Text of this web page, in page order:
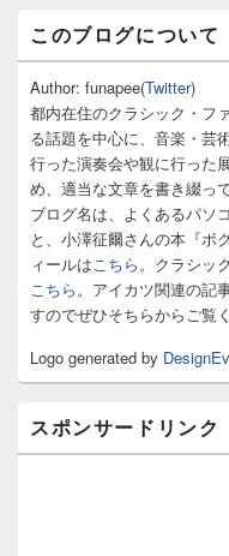
ン
サ
イ
バ
ー
ウ
ィ
ト
ア
このブログについて
Author: funapee(Twitter)
都内在住のクラシック・フ
る話題を中心に、音楽・芸
行った演奏会や観に行った
め、適当な文章を書き綴っ
ブログ名は、よくあるパソ
と、小澤征爾さんの本『ボ
ィールはこちら。クラシッ
こちら。アイカツ関連の記
すのでぜひそちらからご覧
Logo generated by
スポンサードリンク